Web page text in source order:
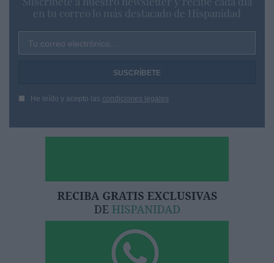
en tu correo lo más destacado de Hispanidad
Tu correo electrónico...
He leído y acepto las condiciones legales